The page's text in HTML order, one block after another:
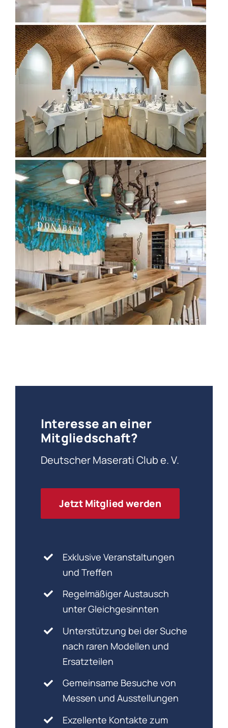
Interesse an einer
Mitgliedschaft?
Deutscher Maserati Club e. V.
Jetzt Mitglied werden
Exklusive Veranstaltungen
und Treffen
Regelmäßiger Austausch
unter Gleichgesinnten
Unterstützung bei der Suche
nach raren Modellen und
Ersatzteilen
Gemeinsame Besuche von
Messen und Ausstellungen
Exzellente Kontakte zum